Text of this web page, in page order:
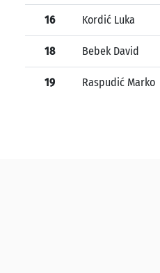
16 Kordić Luka
18 Bebek David
19 Raspudić Marko